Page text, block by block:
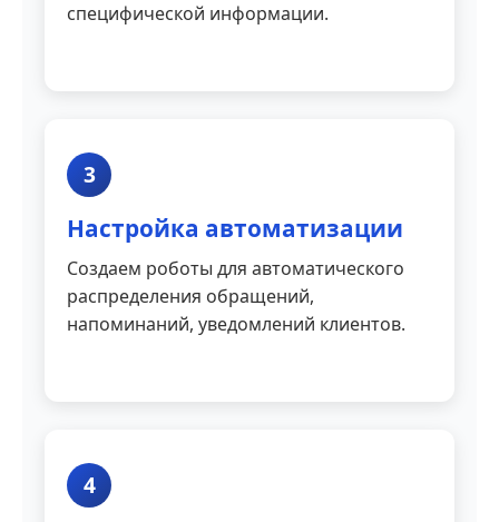
специфической информации.
3
Настройка автоматизации
Создаем роботы для автоматического
распределения обращений,
напоминаний, уведомлений клиентов.
4